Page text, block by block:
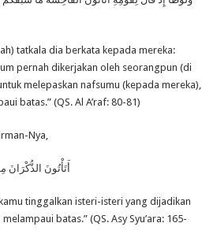
tatkala dia berkata kepada mereka:
pernah dikerjakan oleh seorangpun (di
melepaskan nafsumu (kepada mereka),
batas.” (QS. Al A’raf: 80-81)
Nya,
أَتَأْتُونَ
tinggalkan isteri-isteri yang dijadikan
batas.” (QS. Asy Syu’ara: 165-